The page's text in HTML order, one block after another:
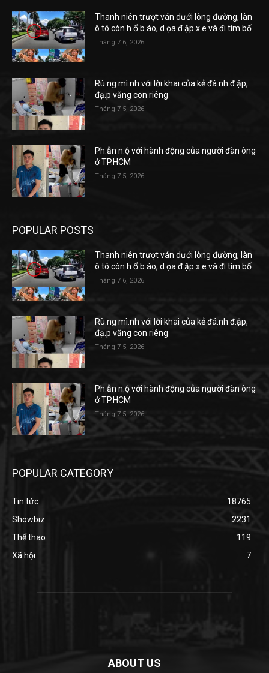
Thanh niên trượt ván dưới lòng đường, làn
ô tô còn h.ổ b.áo, d.ọa đ.ập x.e và đi tìm bố
Tháng 7 6, 2026
Rù.ng mì.nh với lời khai của kẻ đá.nh đ.ập,
đạ.p văng con riêng
Tháng 7 5, 2026
Ph.ẫn n.ộ với hành động của người đàn ông
ở TP.HCM
Tháng 7 5, 2026
POPULAR POSTS
Thanh niên trượt ván dưới lòng đường, làn
ô tô còn h.ổ b.áo, d.ọa đ.ập x.e và đi tìm bố
Tháng 7 6, 2026
Rù.ng mì.nh với lời khai của kẻ đá.nh đ.ập,
đạ.p văng con riêng
Tháng 7 5, 2026
Ph.ẫn n.ộ với hành động của người đàn ông
ở TP.HCM
Tháng 7 5, 2026
POPULAR CATEGORY
Tin tức
18765
Showbiz
2231
Thể thao
119
Xã hội
7
ABOUT US